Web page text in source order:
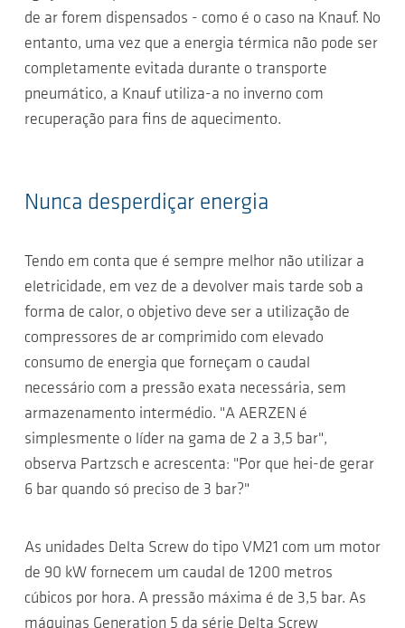
de ar forem dispensados - como é o caso na Knauf. No
entanto, uma vez que a energia térmica não pode ser
completamente evitada durante o transporte
pneumático, a Knauf utiliza-a no inverno com
recuperação para fins de aquecimento.
Nunca desperdiçar energia
Tendo em conta que é sempre melhor não utilizar a
eletricidade, em vez de a devolver mais tarde sob a
forma de calor, o objetivo deve ser a utilização de
compressores de ar comprimido com elevado
consumo de energia que forneçam o caudal
necessário com a pressão exata necessária, sem
armazenamento intermédio. "A AERZEN é
simplesmente o líder na gama de 2 a 3,5 bar",
observa Partzsch e acrescenta: "Por que hei-de gerar
6 bar quando só preciso de 3 bar?"
As unidades Delta Screw do tipo VM21 com um motor
de 90 kW fornecem um caudal de 1200 metros
cúbicos por hora. A pressão máxima é de 3,5 bar. As
máquinas Generation 5 da série Delta Screw